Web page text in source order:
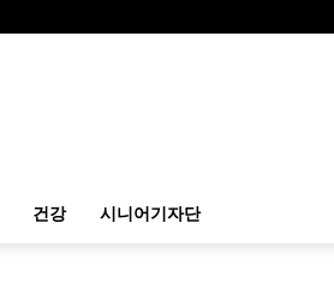
건강 시니어기자단